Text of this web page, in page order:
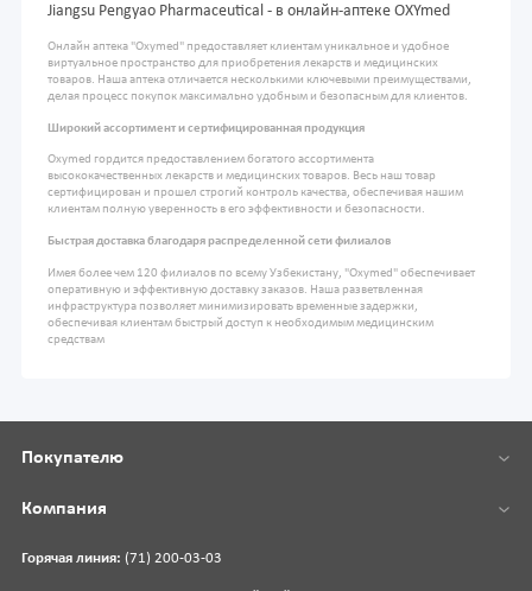
Jiangsu Pengyao Pharmaceutical - в онлайн-аптеке OXYmed
Онлайн аптека "Oxymed" предоставляет клиентам уникальное и удобное
виртуальное пространство для приобретения лекарств и медицинских
товаров. Наша аптека отличается несколькими ключевыми преимуществами,
делая процесс покупок максимально удобным и безопасным для клиентов.
Широкий ассортимент и сертифицированная продукция
Oxymed гордится предоставлением богатого ассортимента
высококачественных лекарств и медицинских товаров. Весь наш товар
сертифицирован и прошел строгий контроль качества, обеспечивая нашим
клиентам полную уверенность в его эффективности и безопасности.
Быстрая доставка благодаря распределенной сети филиалов
Имея более чем 120 филиалов по всему Узбекистану, "Oxymed" обеспечивает
оперативную и эффективную доставку заказов. Наша разветвленная
инфраструктура позволяет минимизировать временные задержки,
обеспечивая клиентам быстрый доступ к необходимым медицинским
средствам
Горячая линия: (71) 200-03-03
Покупателю
Компания